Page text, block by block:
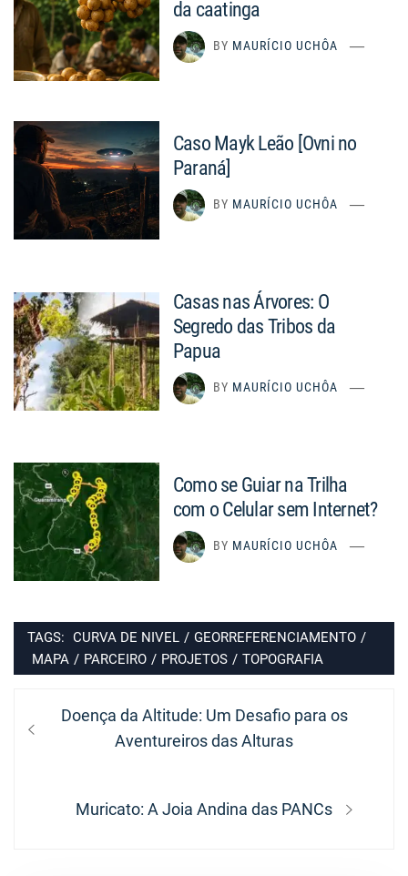
da caatinga
BY MAURÍCIO UCHÔA
Caso Mayk Leão [Ovni no
Paraná]
BY MAURÍCIO UCHÔA
Casas nas Árvores: O
Segredo das Tribos da
Papua
BY MAURÍCIO UCHÔA
Como se Guiar na Trilha
com o Celular sem Internet?
BY MAURÍCIO UCHÔA
TAGS: CURVA DE NIVEL / GEORREFERENCIAMENTO /
MAPA / PARCEIRO / PROJETOS / TOPOGRAFIA
Navegação
de
Previous
Doença da Altitude: Um Desafio para os
Aventureiros das Alturas
Next
Muricato: A Joia Andina das PANCs